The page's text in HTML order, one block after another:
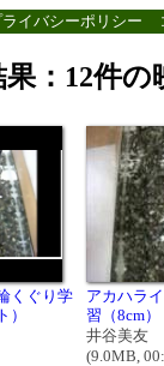
ライバシーポリシー
果：12件
くぐり学
アカハラ
習（8cm）
井谷美友
(9.0MB,